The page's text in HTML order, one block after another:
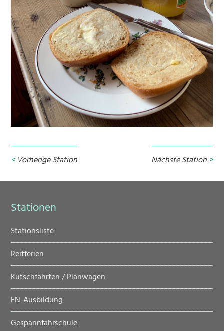
Vorherige Station Nächste Station
Stationen
Navigation
Stationsliste
Reitferien
Kutschfahrten / Planwagen
FN-Ausbildung
Gespannfahrschule